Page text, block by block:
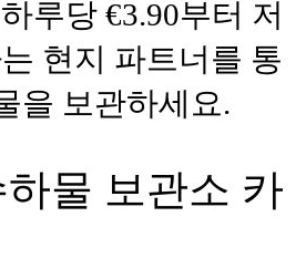
루당 €3.90부터 저
현지 파트너를 통
을 보관하세요.
물 보관소 카